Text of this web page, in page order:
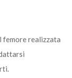
realizzata